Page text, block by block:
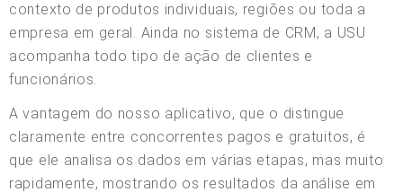
contexto de produtos individuais, regiões ou toda a
empresa em geral. Ainda no sistema de CRM, a USU
acompanha todo tipo de ação de clientes e
funcionários.
A vantagem do nosso aplicativo, que o distingue
claramente entre concorrentes pagos e gratuitos, é
que ele analisa os dados em várias etapas, mas muito
rapidamente, mostrando os resultados da análise em